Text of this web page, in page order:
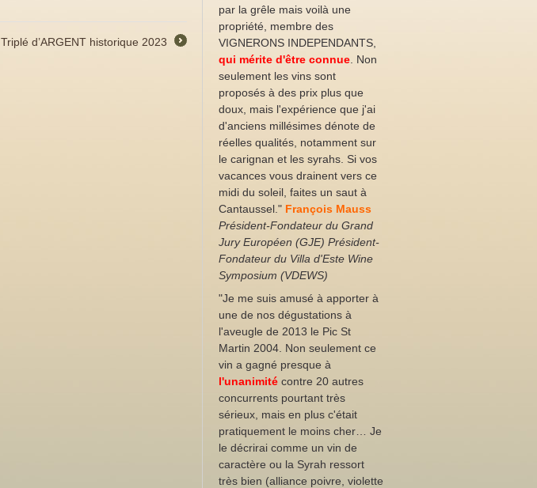
Triplé d’ARGENT historique 2023
par la grêle mais voilà une
propriété, membre des
VIGNERONS INDEPENDANTS,
qui mérite d'être connue. Non
seulement les vins sont
proposés à des prix plus que
doux, mais l'expérience que j'ai
d'anciens millésimes dénote de
réelles qualités, notamment sur
le carignan et les syrahs. Si vos
vacances vous drainent vers ce
midi du soleil, faites un saut à
Cantaussel." François Mauss
Président-Fondateur du Grand
Jury Européen (GJE) Président-
Fondateur du Villa d'Este Wine
Symposium (VDEWS)
"Je me suis amusé à apporter à
une de nos dégustations à
l'aveugle de 2013 le Pic St
Martin 2004. Non seulement ce
vin a gagné presque à
l'unanimitécontre 20 autres
concurrents pourtant très
sérieux, mais en plus c'était
pratiquement le moins cher… Je
le décrirai comme un vin de
caractère ou la Syrah ressort
très bien (alliance poivre, violette